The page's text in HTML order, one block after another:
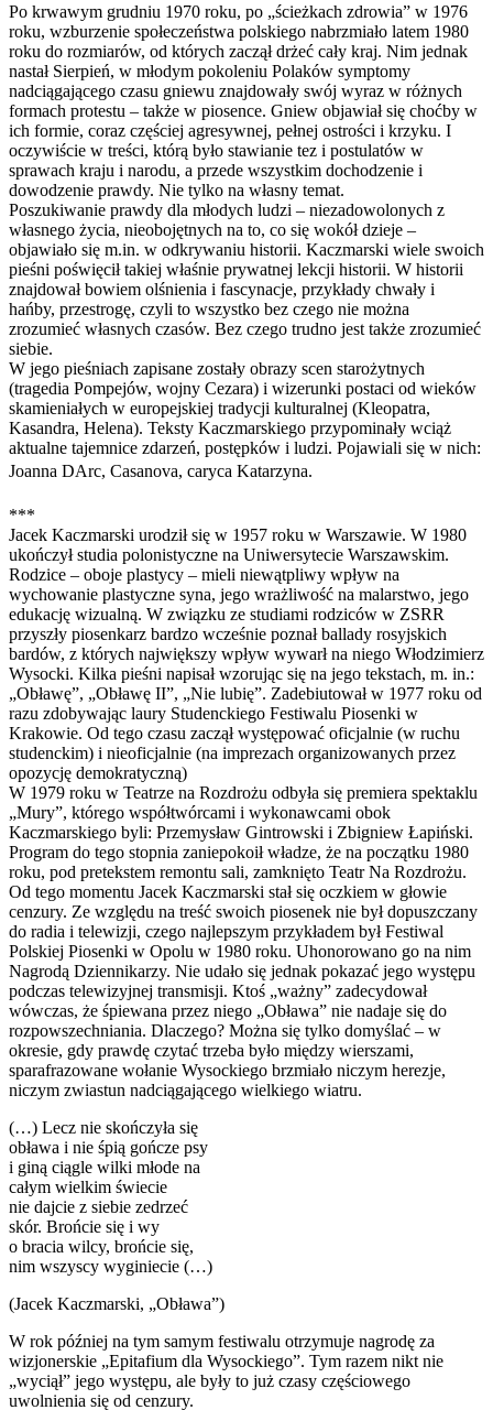
Po krwawym grudniu 1970 roku, po „ścieżkach zdrowia” w 1976
roku, wzburzenie społeczeństwa polskiego nabrzmiało latem 1980
roku do rozmiarów, od których zaczął drżeć cały kraj. Nim jednak
nastał Sierpień, w młodym pokoleniu Polaków symptomy
nadciągającego czasu gniewu znajdowały swój wyraz w różnych
formach protestu – także w piosence. Gniew objawiał się choćby w
ich formie, coraz częściej agresywnej, pełnej ostrości i krzyku. I
oczywiście w treści, którą było stawianie tez i postulatów w
sprawach kraju i narodu, a przede wszystkim dochodzenie i
dowodzenie prawdy. Nie tylko na własny temat.
Poszukiwanie prawdy dla młodych ludzi – niezadowolonych z
własnego życia, nieobojętnych na to, co się wokół dzieje –
objawiało się m.in. w odkrywaniu historii. Kaczmarski wiele swoich
pieśni poświęcił takiej właśnie prywatnej lekcji historii. W historii
znajdował bowiem olśnienia i fascynacje, przykłady chwały i
hańby, przestrogę, czyli to wszystko bez czego nie można
zrozumieć własnych czasów. Bez czego trudno jest także zrozumieć
siebie.
W jego pieśniach zapisane zostały obrazy scen starożytnych
(tragedia Pompejów, wojny Cezara) i wizerunki postaci od wieków
skamieniałych w europejskiej tradycji kulturalnej (Kleopatra,
Kasandra, Helena). Teksty Kaczmarskiego przypominały wciąż
aktualne tajemnice zdarzeń, postępków i ludzi. Pojawiali się w nich:
Joanna DArc, Casanova, caryca Katarzyna.
***
Jacek Kaczmarski urodził się w 1957 roku w Warszawie. W 1980
ukończył studia polonistyczne na Uniwersytecie Warszawskim.
Rodzice – oboje plastycy – mieli niewątpliwy wpływ na
wychowanie plastyczne syna, jego wrażliwość na malarstwo, jego
edukację wizualną. W związku ze studiami rodziców w ZSRR
przyszły piosenkarz bardzo wcześnie poznał ballady rosyjskich
bardów, z których największy wpływ wywarł na niego Włodzimierz
Wysocki. Kilka pieśni napisał wzorując się na jego tekstach, m. in.:
„Obławę”, „Obławę II”, „Nie lubię”. Zadebiutował w 1977 roku od
razu zdobywając laury Studenckiego Festiwalu Piosenki w
Krakowie. Od tego czasu zaczął występować oficjalnie (w ruchu
studenckim) i nieoficjalnie (na imprezach organizowanych przez
opozycję demokratyczną)
W 1979 roku w Teatrze na Rozdrożu odbyła się premiera spektaklu
„Mury”, którego współtwórcami i wykonawcami obok
Kaczmarskiego byli: Przemysław Gintrowski i Zbigniew Łapiński.
Program do tego stopnia zaniepokoił władze, że na początku 1980
roku, pod pretekstem remontu sali, zamknięto Teatr Na Rozdrożu.
Od tego momentu Jacek Kaczmarski stał się oczkiem w głowie
cenzury. Ze względu na treść swoich piosenek nie był dopuszczany
do radia i telewizji, czego najlepszym przykładem był Festiwal
Polskiej Piosenki w Opolu w 1980 roku. Uhonorowano go na nim
Nagrodą Dziennikarzy. Nie udało się jednak pokazać jego występu
podczas telewizyjnej transmisji. Ktoś „ważny” zadecydował
wówczas, że śpiewana przez niego „Obława” nie nadaje się do
rozpowszechniania. Dlaczego? Można się tylko domyślać – w
okresie, gdy prawdę czytać trzeba było między wierszami,
sparafrazowane wołanie Wysockiego brzmiało niczym herezje,
niczym zwiastun nadciągającego wielkiego wiatru.
(…) Lecz nie skończyła się
obława i nie śpią gończe psy
i giną ciągle wilki młode na
całym wielkim świecie
nie dajcie z siebie zedrzeć
skór. Brońcie się i wy
o bracia wilcy, brońcie się,
nim wszyscy wyginiecie (…)
(Jacek Kaczmarski, „Obława”)
W rok później na tym samym festiwalu otrzymuje nagrodę za
wizjonerskie „Epitafium dla Wysockiego”. Tym razem nikt nie
„wyciął” jego występu, ale były to już czasy częściowego
uwolnienia się od cenzury.